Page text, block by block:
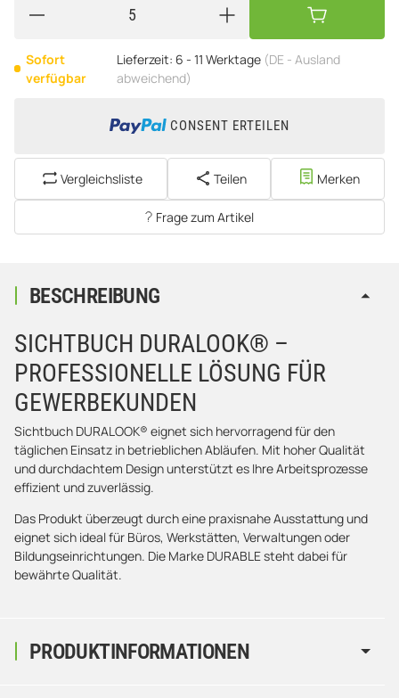
Sofort
verfügbar
Lieferzeit: 6 - 11 Werktage (DE - Ausland
abweichend)
CONSENT ERTEILEN
Vergleichsliste Teilen Merken
Frage zum Artikel
PRODUKTINFORMATIONEN
BESCHREIBUNG
SICHTBUCH DURALOOK® –
PROFESSIONELLE LÖSUNG FÜR
GEWERBEKUNDEN
Sichtbuch DURALOOK® eignet sich hervorragend für den
täglichen Einsatz in betrieblichen Abläufen. Mit hoher Qualität
und durchdachtem Design unterstützt es Ihre Arbeitsprozesse
effizient und zuverlässig.
Das Produkt überzeugt durch eine praxisnahe Ausstattung und
eignet sich ideal für Büros, Werkstätten, Verwaltungen oder
Bildungseinrichtungen. Die Marke DURABLE steht dabei für
bewährte Qualität.